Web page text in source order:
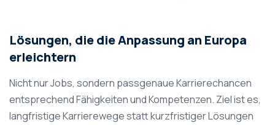
Lösungen, die die Anpassung an Europa
erleichtern
Nicht nur Jobs, sondern passgenaue Karrierechancen
entsprechend Fähigkeiten und Kompetenzen. Ziel ist es,
langfristige Karrierewege statt kurzfristiger Lösungen